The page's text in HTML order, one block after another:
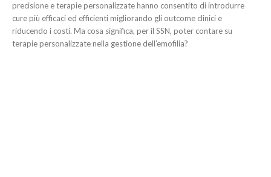
precisione e terapie personalizzate hanno consentito di introdurre
cure più efficaci ed efficienti migliorando gli outcome clinici e
riducendo i costi. Ma cosa significa, per il SSN, poter contare su
terapie personalizzate nella gestione dell’emofilia?